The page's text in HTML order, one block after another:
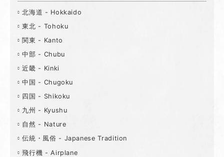
北海道 - Hokkaido
東北 - Tohoku
関東 - Kanto
中部 - Chubu
近畿 - Kinki
中国 - Chugoku
四国 - Shikoku
九州 - Kyushu
自然 - Nature
伝統・風俗 - Japanese Tradition
飛行機 - Airplane